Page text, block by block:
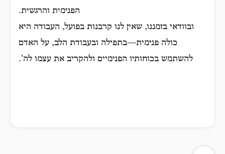
הפנימית והרגשית.
ובוודאי בזמננו, שאין לנו קרבנות בפועל, העבודה היא
כולה פנימית—בתפילה ובעבודת הלב, על האדם
להשתמש בכוחותיו הפנימיים ולהקריב את עצמו לה'.